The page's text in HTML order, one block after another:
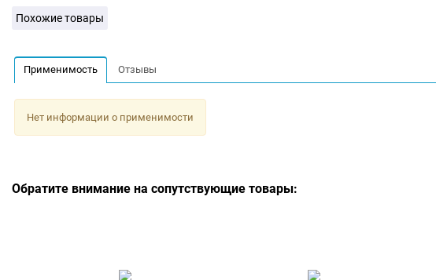
Похожие товары
Применимость Отзывы
Нет информации о применимости
Обратите внимание на сопутствующие товары: